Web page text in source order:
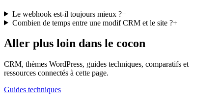
Le webhook est-il toujours mieux ?+
Combien de temps entre une modif CRM et le site ?+
Aller plus loin dans le cocon
CRM, thèmes WordPress, guides techniques, comparatifs et
ressources connectés à cette page.
Guides techniques